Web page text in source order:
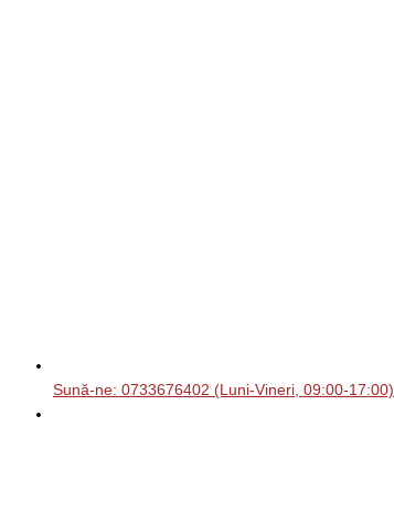
Sună-ne: 0733676402 (Luni-Vineri, 09:00-17:00)